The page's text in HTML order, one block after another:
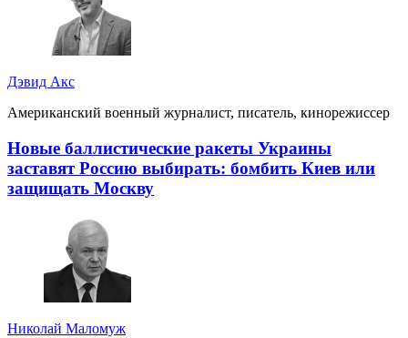
Дэвид Акс
Американский военный журналист, писатель, кинорежиссер
Новые баллистические ракеты Украины
заставят Россию выбирать: бомбить Киев или
защищать Москву
Николай Маломуж